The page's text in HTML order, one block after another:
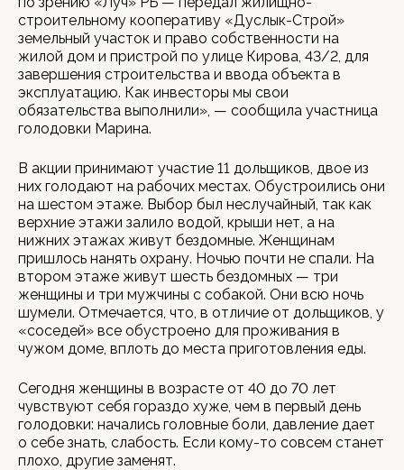
строительному кооперативу «Дуслык-Строй»
земельный участок и право собственности на
жилой дом и пристрой по улице Кирова, 43/2, для
завершения строительства и ввода объекта в
эксплуатацию. Как инвесторы мы свои
обязательства выполнили», — сообщила участница
голодовки Марина.
В акции принимают участие 11 дольщиков, двое из
них голодают на рабочих местах. Обустроились они
на шестом этаже. Выбор был неслучайный, так как
верхние этажи залило водой, крыши нет, а на
нижних этажах живут бездомные. Женщинам
пришлось нанять охрану. Ночью почти не спали. На
втором этаже живут шесть бездомных — три
женщины и три мужчины с собакой. Они всю ночь
шумели. Отмечается, что, в отличие от дольщиков, у
«соседей» все обустроено для проживания в
чужом доме, вплоть до места приготовления еды.
Сегодня женщины в возрасте от 40 до 70 лет
чувствуют себя гораздо хуже, чем в первый день
голодовки: начались головные боли, давление дает
о себе знать, слабость. Если кому-то совсем станет
плохо, другие заменят.